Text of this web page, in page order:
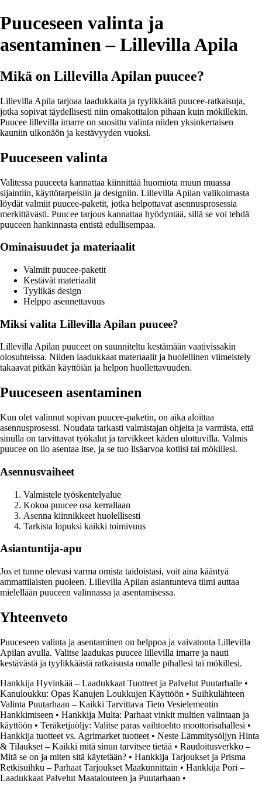
Puuceseen valinta ja
asentaminen – Lillevilla Apila
Mikä on Lillevilla Apilan puucee?
Lillevilla Apila tarjoaa laadukkaita ja tyylikkäitä puucee-ratkaisuja,
jotka sopivat täydellisesti niin omakotitalon pihaan kuin mökillekin.
Puucee lillevilla imarre on suosittu valinta niiden yksinkertaisen
kauniin ulkonäön ja kestävyyden vuoksi.
Puuceseen valinta
Valitessa puuceeta kannattaa kiinnittää huomiota muun muassa
sijaintiin, käyttötarpeisiin ja designiin. Lillevilla Apilan valikoimasta
löydät valmiit puucee-paketit, jotka helpottavat asennusprosessia
merkittävästi. Puucee tarjous kannattaa hyödyntää, sillä se voi tehdä
puuceen hankinnasta entistä edullisempaa.
Ominaisuudet ja materiaalit
Valmiit puucee-paketit
Kestävät materiaalit
Tyylikäs design
Helppo asennettavuus
Miksi valita Lillevilla Apilan puucee?
Lillevilla Apilan puuceet on suunniteltu kestämään vaativissakin
olosuhteissa. Niiden laadukkaat materiaalit ja huolellinen viimeistely
takaavat pitkän käyttöiän ja helpon huollettavuuden.
Puuceseen asentaminen
Kun olet valinnut sopivan puucee-paketin, on aika aloittaa
asennusprosessi. Noudata tarkasti valmistajan ohjeita ja varmista, että
sinulla on tarvittavat työkalut ja tarvikkeet käden ulottuvilla. Valmis
puucee on ilo asentaa itse, ja se tuo lisäarvoa kotiisi tai mökillesi.
Asennusvaiheet
Valmistele työskentelyalue
Kokoa puucee osa kerrallaan
Asenna kiinnikkeet huolellisesti
Tarkista lopuksi kaikki toimivuus
Asiantuntija-apu
Jos et tunne olevasi varma omista taidoistasi, voit aina kääntyä
ammattilaisten puoleen. Lillevilla Apilan asiantunteva tiimi auttaa
mielellään puuceen valinnassa ja asentamisessa.
Yhteenveto
Puuceseen valinta ja asentaminen on helppoa ja vaivatonta Lillevilla
Apilan avulla. Valitse laadukas puucee lillevilla imarre ja nauti
kestävästä ja tyylikkäästä ratkaisusta omalle pihallesi tai mökillesi.
Hankkija Hyvinkää – Laadukkaat Tuotteet ja Palvelut Puutarhalle •
Kanuloukku: Opas Kanujen Loukkujen Käyttöön • Suihkulähteen
Valinta Puutarhaan – Kaikki Tarvittava Tieto Vesielementin
Hankkimiseen • Hankkija Multa: Parhaat vinkit multien valintaan ja
käyttöön • Teräketjuöljy: Valitse paras vaihtoehto moottorisahallesi •
Hankkija tuotteet vs. Agrimarket tuotteet • Neste Lämmitysöljyn Hinta
& Tilaukset – Kaikki mitä sinun tarvitsee tietää • Raudoitusverkko –
Mitä se on ja miten sitä käytetään? • Hankkija Tarjoukset ja Prisma
Retkisuihku – Parhaat Tarjoukset Maakunnittain • Hankkija Pori –
Laadukkaat Palvelut Maatalouteen ja Puutarhaan •